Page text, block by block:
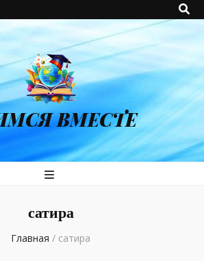
ВМЕСТЕ
сатира
Главная / сатира